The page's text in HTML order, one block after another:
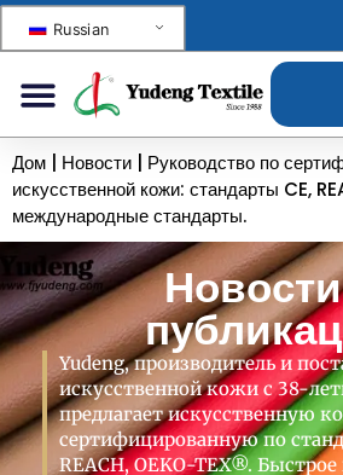
Russian
Дом Новости
Руководство по
искусственной кожи: стандарты CE,
международные стандарты.
Yudeng, производитель и
искусственной кожи с 38-
предлагает искусственную
сертифицированную по
REACH, OEKO-TEX®. Быстрое